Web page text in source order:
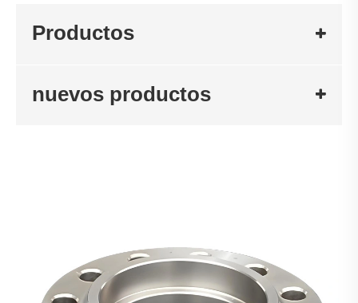
Productos
nuevos productos